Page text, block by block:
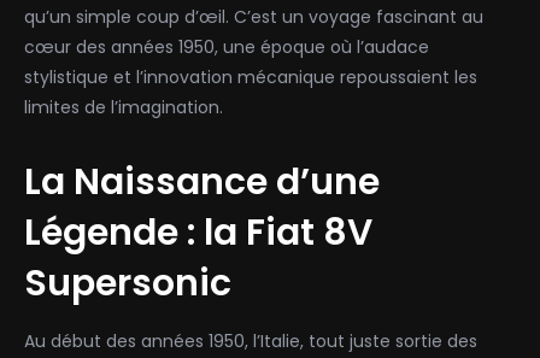
qu’un simple coup d’œil. C’est un voyage fascinant au
cœur des années 1950, une époque où l’audace
stylistique et l’innovation mécanique repoussaient les
limites de l’imagination.
La Naissance d’une
Légende : la Fiat 8V
Supersonic
Au début des années 1950, l’Italie, tout juste sortie des